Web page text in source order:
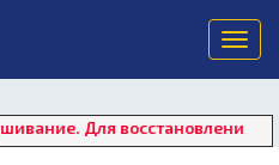
работы